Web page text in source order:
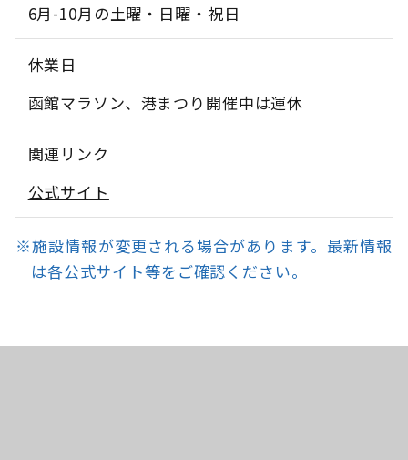
6月-10月の土曜・日曜・祝日
休業日
函館マラソン、港まつり開催中は運休
関連リンク
公式サイト
※施設情報が変更される場合があります。最新情報
は各公式サイト等をご確認ください。